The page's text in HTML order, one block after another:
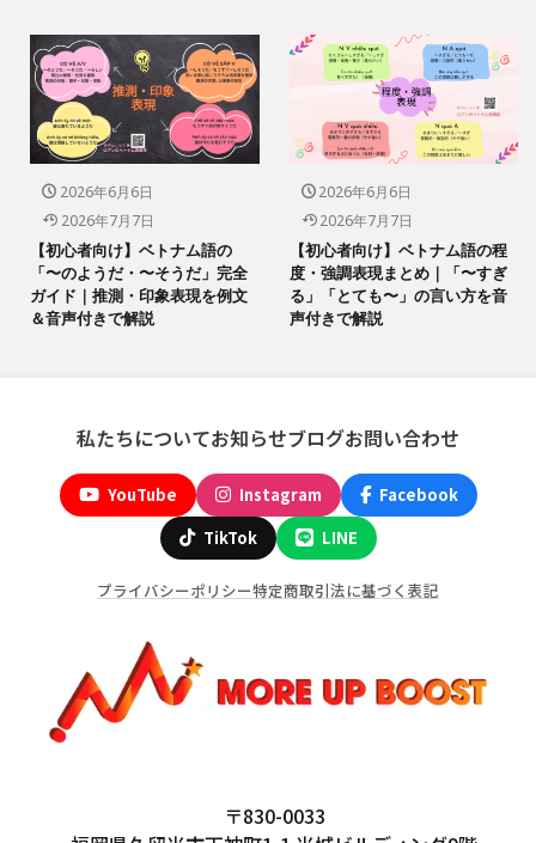
2026年6月6日
2026年7月7日
【初心者向け】ベトナム語の
「〜のようだ・〜そうだ」完全
ガイド｜推測・印象表現を例文
＆音声付きで解説
2026年6月6日
2026年7月7日
【初心者向け】ベトナム語の程
度・強調表現まとめ｜「〜すぎ
る」「とても〜」の言い方を音
声付きで解説
私たちについてお知らせブログお問い合わせ
YouTube Instagram
Facebook
TikTok
LINE
プライバシーポリシー特定商取引法に基づく表記
〒830-0033